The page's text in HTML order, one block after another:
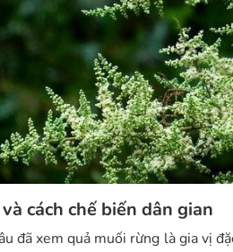
cách chế biến dân gian
đã xem quả muối rừng là gia vị